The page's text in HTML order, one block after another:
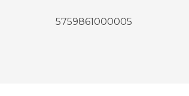
5759861000005